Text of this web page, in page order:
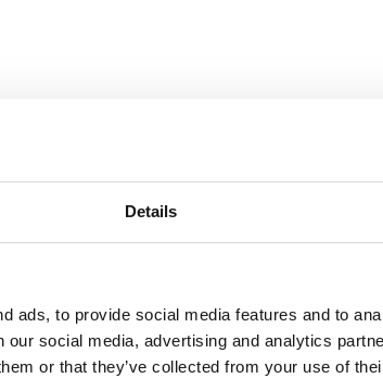
Details
ads, to provide social media features and to
our social media, advertising and analytics
or that they’ve collected from your use of
men det er ikke et krav.
for at påvirke og bidrage til virksomhedens